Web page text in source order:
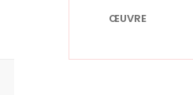
ŒUVRE